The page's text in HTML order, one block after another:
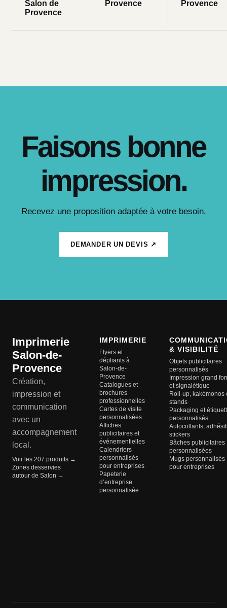
Salon de
Provence
Provence
Provence
Faisons bonne
impression.
Recevez une proposition adaptée à votre besoin.
DEMANDER UN DEVIS ↗
Imprimerie
Salon-de-
Provence
Création,
impression et
communication
avec un
accompagnement
local.
Voir les 207 produits →
Zones desservies
autour de Salon →
IMPRIMERIE
Flyers et
dépliants à
Salon-de-
Provence
Catalogues et
brochures
professionnelles
Cartes de visite
personnalisées
Affiches
publicitaires et
événementielles
Calendriers
personnalisés
pour entreprises
Papeterie
d’entreprise
personnalisée
& VISIBILITÉ
Objets publicitaires
personnalisés
Impression grand
et signalétique
Roll-up, kakémonos
stands
Packaging et
personnalisés
Autocollants,
stickers
Bâches publicitaires
personnalisées
Mugs personnalisés
pour entreprises